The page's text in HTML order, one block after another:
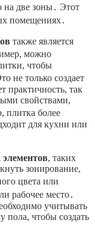
на две зоны․ Этот
помещениях․
также является
можно
чтобы
не только создает
практичность, так
свойствами,
плитка более
для кухни или
, таких
зонирование,
цвета или
рабочее место․
учитывать
пола, чтобы создать